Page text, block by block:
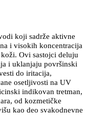
koji sadrže aktivne
i visokih koncentracija
Ovi sastojci deluju
i uklanjaju površinski
do iritacija,
osetljivosti na UV
indikovan tretman,
od kozmetičke
kao deo svakodnevne